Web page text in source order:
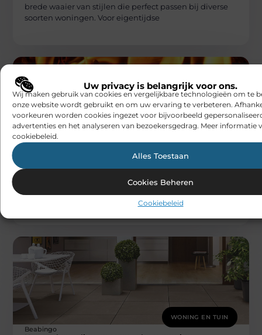
Uw privacy is belangrijk voor ons.
Wij maken gebruik van cookies en vergelijkbare technologieën om te
onze website wordt gebruikt en om uw ervaring te verbeteren.
voorkeuren worden cookies ingezet voor bijvoorbeeld
advertenties en het analyseren van bezoekersgedrag. Meer informatie
cookiebeleid.
Alles Toestaan
Cookies Beheren
Cookiebeleid
brede waaier van stijlen die perfect passen bij diverse
soorten woningen. Voor eigentijdse
Verschillende soorten houtpellets voor
is naar een efficiënte brandstof voor de kachel of voor
klussen
WONING EN TUIN
Beabingo